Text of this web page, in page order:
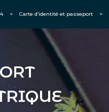
> Carte d’identité et passeport >